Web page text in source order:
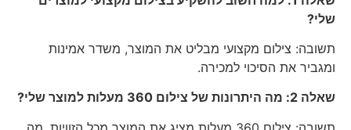
שלי?
תשובה: צילום מקצועי מבליט את המוצר, משדר אמינות
ומגביר את הסיכוי למכירה.
שאלה 2: מה היתרונות של צילום 360 מעלות למוצר שלי?